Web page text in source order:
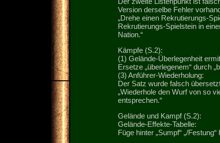
Version derselbe Fehler
„Drehe einen Rekrutierungs-
Rekrutierungs-Spielstein in
Nation.“
Kämpfe (S.2):
(1) Gelände-Überlegenheit
Ersetze „überlegenem“ durch
(3) Anführer-Wiederholung:
Der Satz wurde falsch
„Wiederhole den Wurf von so
entsprechen.“
Gelände und Kampf (S.2):
Gelände-Effekte-Tabelle:
Füge hinter „Sumpf“ „/Festung“